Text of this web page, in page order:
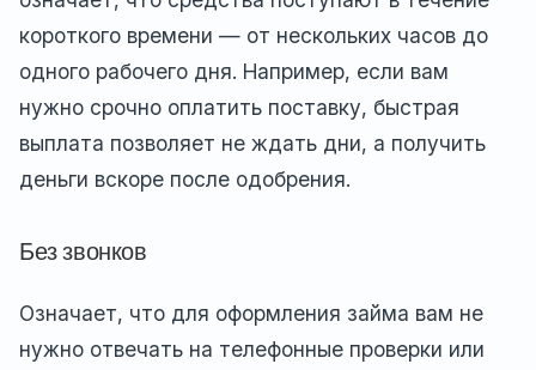
короткого времени — от нескольких часов до
одного рабочего дня. Например, если вам
нужно срочно оплатить поставку, быстрая
выплата позволяет не ждать дни, а получить
деньги вскоре после одобрения.
Без звонков
Означает, что для оформления займа вам не
нужно отвечать на телефонные проверки или